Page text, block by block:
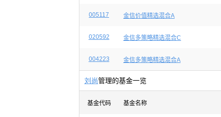
005117 金信价值精选混合A
020592 金信多策略精选混合C
004223 金信多策略精选混合A
刘尚管理的基金一览
基金代码 基金名称